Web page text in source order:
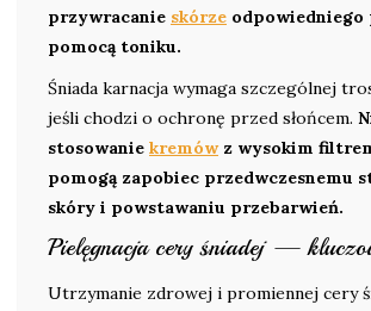
przywracanie skórze odpowiedniego
pomocą toniku.
Śniada karnacja wymaga szczególnej
jeśli chodzi o ochronę przed słońcem.
stosowanie kremówz wysokim
pomogą zapobiec przedwczesnemu
skóry i powstawaniu przebarwień.
Pielęgnacja cery śniadej —
Utrzymanie zdrowej i promiennej cery